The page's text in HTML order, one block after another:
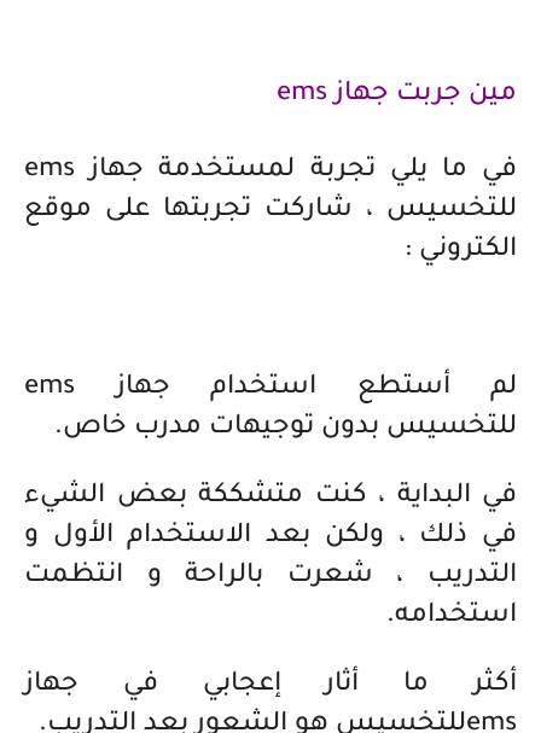
مين جربت جهاز ems
في ما يلي تجربة لمستخدمة جهاز ems
للتخسيس ، شاركت تجربتها على موقع
الكتروني :
لم أستطع استخدام جهاز ems
للتخسيس بدون توجيهات مدرب خاص.
في البداية ، كنت متشككة بعض الشيء
في ذلك ، ولكن بعد الاستخدام الأول و
التدريب ، شعرت بالراحة و انتظمت
استخدامه.
أكثر ما أثار إعجابي في جهاز
emsللتخسيس هو الشعور بعد التدريب.